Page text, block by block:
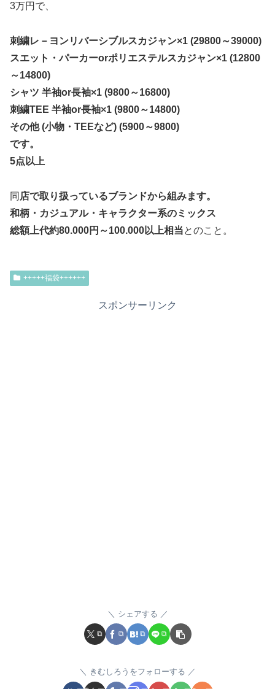
3万円で、
刺繍レ－ヨンリバーシブルスカジャン×1 (29800～39000)
スエット・パーカーorポリエステルスカジャン×1 (12800
～14800)
シャツ 半袖or長袖×1 (9800～16800)
刺繍TEE 半袖or長袖×1 (9800～14800)
その他 (小物・TEEなど) (5900～9800)
です。
5点以上
同 店で取り扱っているブランドから組みます。
和柄・カジュアル・キャラクター系のミックス
総額上代約80.000円～100.000以上相当とのこと。
+++++福袋++++++
スポンサーリンク
シェアする
きむしろうをフォローする